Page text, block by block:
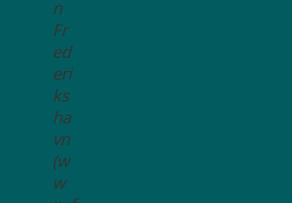
n
Fr
ed
eri
ks
ha
vn
(w
w